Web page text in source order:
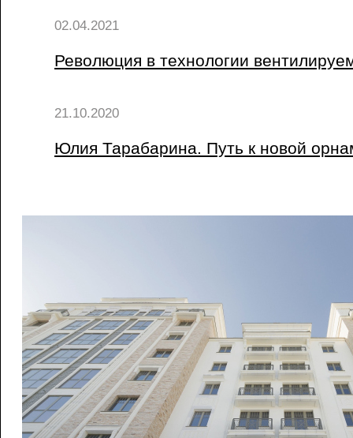
02.04.2021
Революция в технологии
21.10.2020
Юлия Тарабарина. Путь к новой